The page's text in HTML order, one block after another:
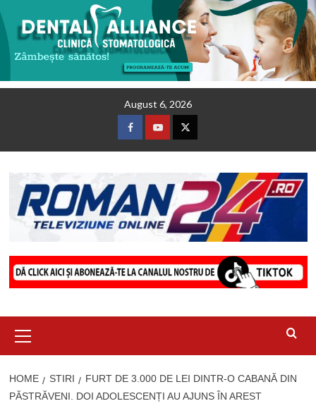
August 6, 2026
FacebookYoutubeTwitter
Menu
HOME STIRI
FURT DE 3.000 DE LEI DINTR-O CABANĂ DIN
PĂSTRĂVENI. DOI ADOLESCENȚI AU AJUNS ÎN AREST